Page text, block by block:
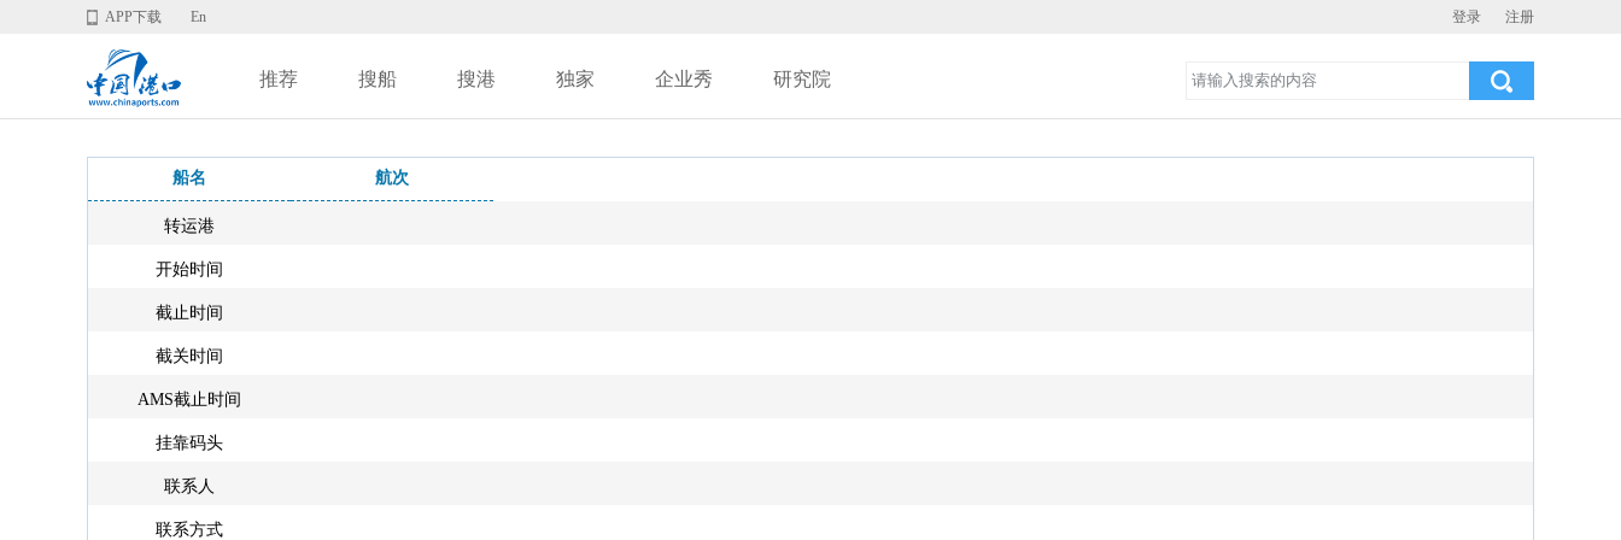
登录 注册
APP下载 En
推荐 搜船 搜港 独家 企业秀 研究院
船名 航次
转运港
开始时间
截止时间
截关时间
AMS截止时间
挂靠码头
联系人
联系方式